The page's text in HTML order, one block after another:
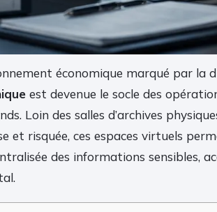
économique marqué par la
est devenue le socle des
Loin des salles d’archives
et risquée, ces espaces virtuels
des informations sensibles,